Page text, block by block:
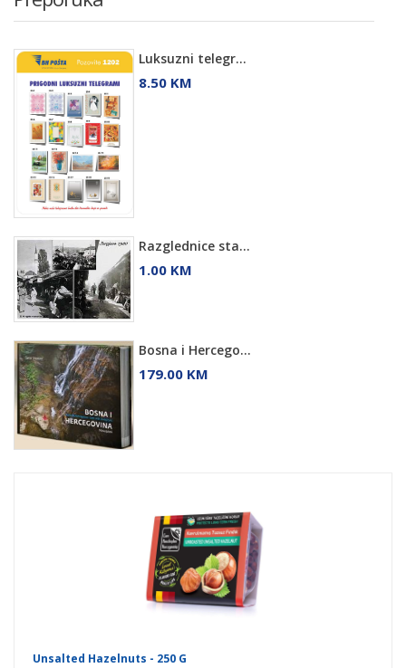
Luksuzni telegr...
8.50 KM
Razglednice sta...
1.00 KM
Bosna i Hercego...
179.00 KM
Unsalted Hazelnuts - 250 G